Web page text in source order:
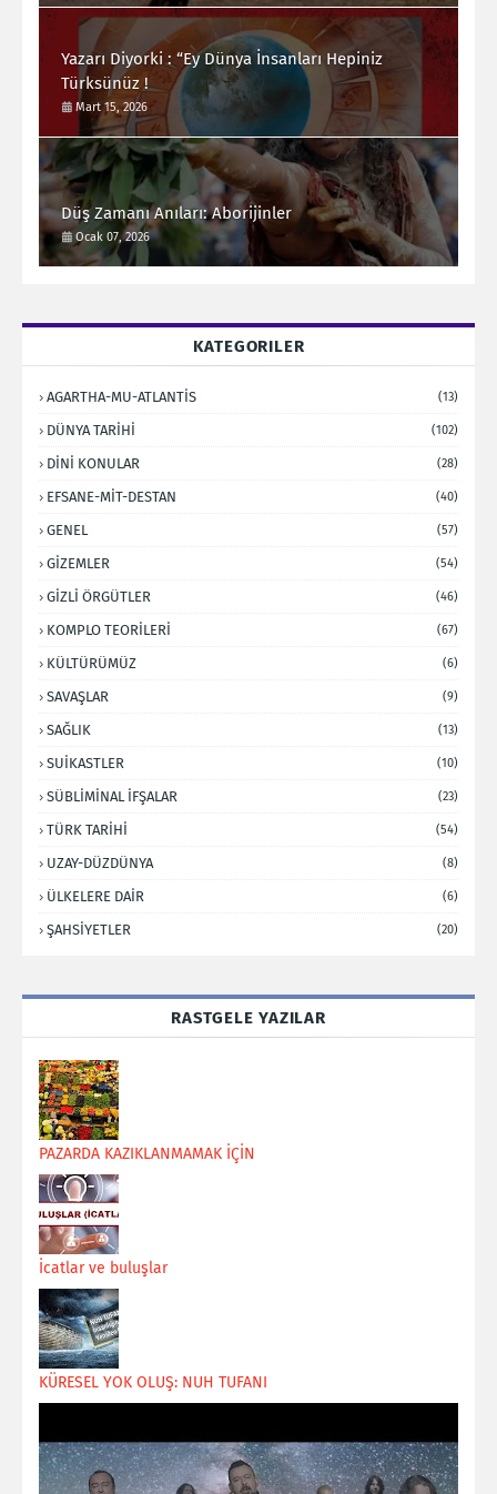
Yazarı Diyorki : “Ey Dünya İnsanları Hepiniz
Türksünüz !
Mart 15, 2026
Düş Zamanı Anıları: Aborijinler
Ocak 07, 2026
KATEGORILER
AGARTHA-MU-ATLANTİS (13)
DÜNYA TARİHİ (102)
DİNİ KONULAR (28)
EFSANE-MİT-DESTAN (40)
GENEL (57)
GİZEMLER (54)
GİZLİ ÖRGÜTLER (46)
KOMPLO TEORİLERİ (67)
KÜLTÜRÜMÜZ (6)
SAVAŞLAR (9)
SAĞLIK (13)
SUİKASTLER (10)
SÜBLİMİNAL İFŞALAR (23)
TÜRK TARİHİ (54)
UZAY-DÜZDÜNYA (8)
ÜLKELERE DAİR (6)
ŞAHSİYETLER (20)
RASTGELE YAZILAR
PAZARDA KAZIKLANMAMAK İÇİN
İcatlar ve buluşlar
KÜRESEL YOK OLUŞ: NUH TUFANI